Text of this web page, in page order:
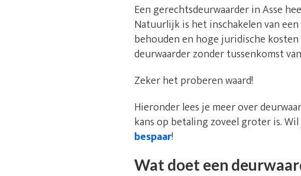
Een gerechtsdeurwaarder in Asse
Natuurlijk is het inschakelen van
behouden en hoge juridische
deurwaarder zonder tussenkomst
Zeker het proberen waard!
Hieronder lees je meer over
kans op betaling zoveel groter is.
bespaar!
Wat doet een